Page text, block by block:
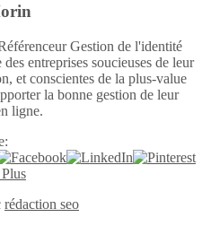
Gestion de l'identité
entreprises soucieuses de leur
et conscientes de la plus-value
la bonne gestion de leur
ligne.
rédaction seo